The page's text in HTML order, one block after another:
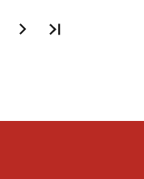
Page suivante